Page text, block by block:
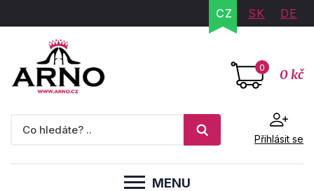
CZ SK DE
0 0 kč
Přihlásit se
MENU